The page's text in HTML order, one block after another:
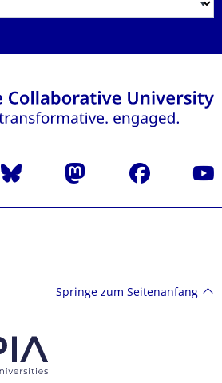
Bluesky Mastodon Facebook
Springe zum Seitenanfang